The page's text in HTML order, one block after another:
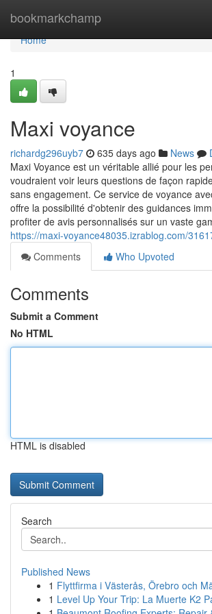
bookmarkchamp
Home
Home
1
Maxi voyance
richardg296uyb7 635 days ago News
Maxi Voyance est un véritable allié pour les
voudraient voir leurs questions de façon
sans engagement. Ce service de voyance
offre la possibilité d'obtenir des guidances
profiter de avis personnalisés sur un vaste
https://maxi-voyance48035.izrablog.com/
Comments
Who Upvoted
Comments
Submit a Comment
No HTML
HTML is disabled
Search
Published News
1 Flyttfirma i Västerås, Örebro och
1 Level Up Your Trip: La Muerte K2